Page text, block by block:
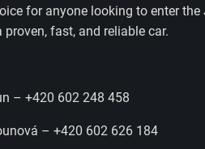
for anyone looking to enter
proven, fast, and reliable car.
– +420 602 248 458
– +420 602 626 184